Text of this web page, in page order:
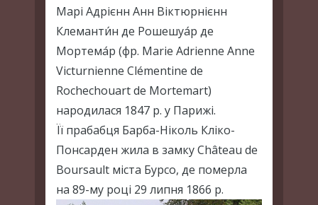
Марі Адрієнн Анн Віктюрнієнн
Клеманти́н де Рошешуа́р де
Мортема́р (фр. Marie Adrienne Anne
Victurnienne Clémentine de
Rochechouart de Mortemart)
народилася 1847 р. у Парижі.
Її прабабця Барба-Ніколь Кліко-
Понсарден жила в замку Château de
Boursault міста Бурсо, де померла
на 89-му році 29 липня 1866 р.